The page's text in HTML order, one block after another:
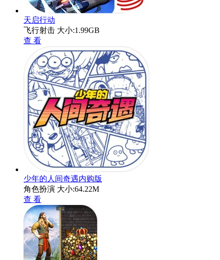
天启行动
飞行射击 大小:1.99GB
查 看
少年的人间奇遇内购版
角色扮演 大小:64.22M
查 看